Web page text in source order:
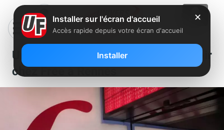
Un poste de conseiller est à pourvoir
chez Free à Rennes
✕
Installer sur l'écran d'accueil
Accès rapide depuis votre écran d'accueil
Installer